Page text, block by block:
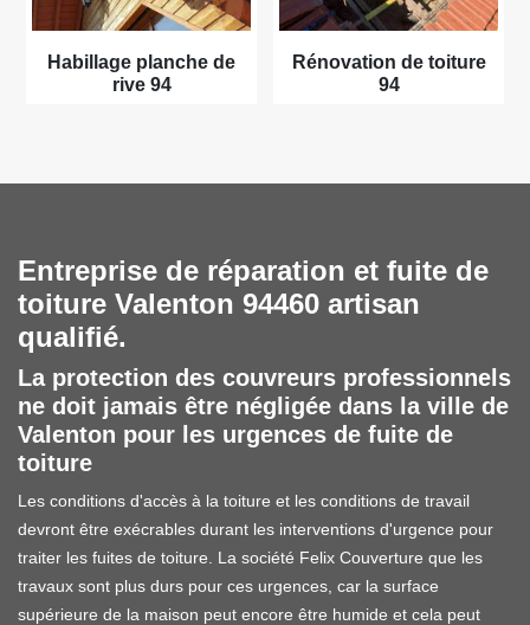
Habillage planche de
rive 94
Rénovation de toiture
94
Entreprise de réparation et fuite de
toiture Valenton 94460 artisan
qualifié.
La protection des couvreurs professionnels
ne doit jamais être négligée dans la ville de
Valenton pour les urgences de fuite de
toiture
Les conditions d'accès à la toiture et les conditions de travail
devront être exécrables durant les interventions d'urgence pour
traiter les fuites de toiture. La société Felix Couverture que les
travaux sont plus durs pour ces urgences, car la surface
supérieure de la maison peut encore être humide et cela peut